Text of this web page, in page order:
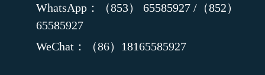
WhatsApp：（853） 65585927 /（852）
65585927
WeChat：（86）18165585927